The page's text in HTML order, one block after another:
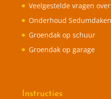
Veelgestelde vragen
Onderhoud Sedumdaken
Groendak op schuur
Groendak op garage
Instructies